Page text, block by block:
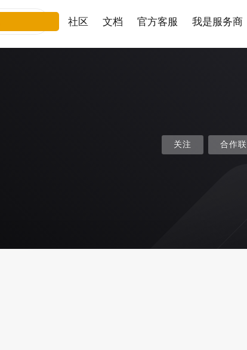
社区 文档 官方客服 我是服务商
关注 合作